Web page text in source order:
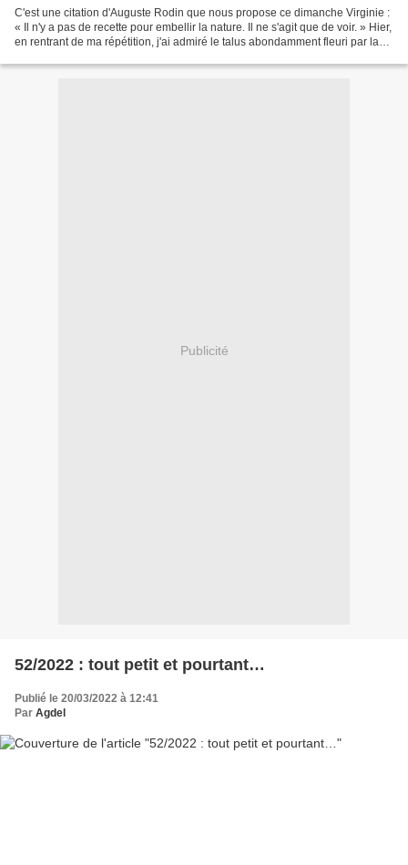
C'est une citation d'Auguste Rodin que nous propose ce dimanche Virginie :
« Il n'y a pas de recette pour embellir la nature. Il ne s'agit que de voir. » Hier,
en rentrant de ma répétition, j'ai admiré le talus abondamment fleuri par la
Publicité
52/2022 : tout petit et pourtant…
Publié le 20/03/2022 à 12:41
Par Agdel